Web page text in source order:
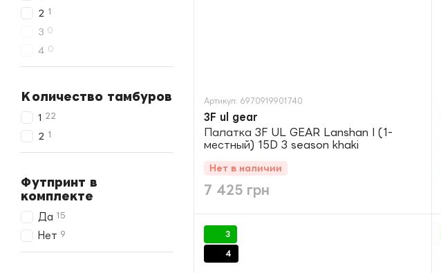
Артикул: 6970919901740
3F ul gear
Палатка 3F UL GEAR Lanshan I (1-
местный) 15D 3 season khaki
7 425 грн
Нет в наличии
3
4
2 1
3 0
4 0
Количество тамбуров
1 22
2 1
Футпринт в
комплекте
Да 15
Нет 9